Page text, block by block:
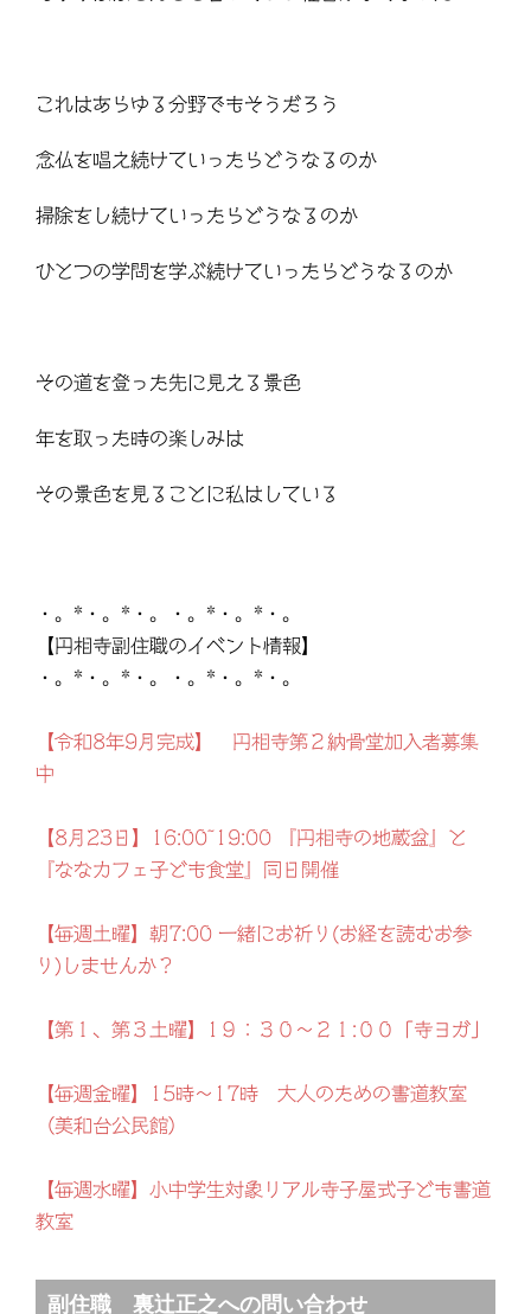
これはあらゆる分野でもそうだろう
念仏を唱え続けていったらどうなるのか
掃除をし続けていったらどうなるのか
ひとつの学問を学ぶ続けていったらどうなるのか
その道を登った先に見える景色
年を取った時の楽しみは
その景色を見ることに私はしている
・。*・。*・。・。*・。*・。
【円相寺副住職のイベント情報】
・。*・。*・。・。*・。*・。
【令和8年9月完成】 円相寺第２納骨堂加入者募集
中
【8月23日】16:00~19:00 『円相寺の地蔵盆』と
『ななカフェ子ども食堂』同日開催
【毎週土曜】朝7:00 一緒にお祈り(お経を読むお参
り)しませんか？
【第１、第３土曜】1９：３０～２１:００「寺ヨガ」
【毎週金曜】15時～17時 大人のための書道教室
（美和台公民館）
【毎週水曜】小中学生対象リアル寺子屋式子ども書道
教室